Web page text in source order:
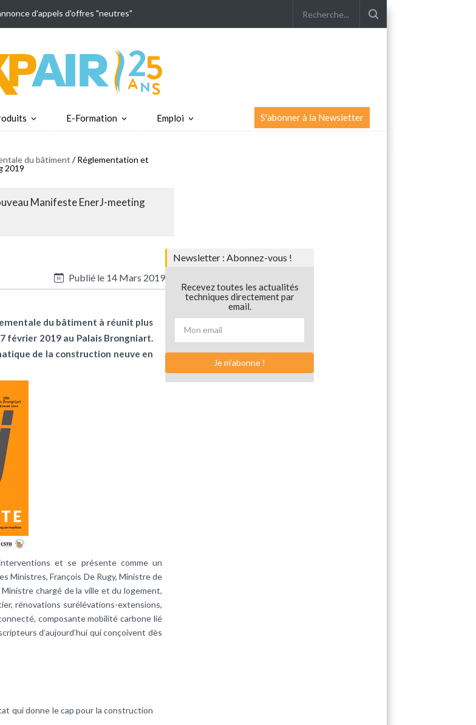
d'appels d'offres "neutres"
E-Formation Emploi S'abonner à la Newsletter
du bâtiment / Réglementation et
2019
Manifeste EnerJ-meeting
Publié le 14 Mars 2019
du bâtiment à réunit plus
février 2019 au Palais Brongniart.
de la construction neuve en
et se présente comme un
Ministres, François De Rugy, Ministre de
chargé de la ville et du logement,
rénovations surélévations-extensions,
composante mobilité carbone lié
d’aujourd’hui qui conçoivent dès
qui donne le cap pour la construction
Newsletter : Abonnez-vous !
Recevez toutes les actualités
techniques directement par
email.
Je m'abonne !